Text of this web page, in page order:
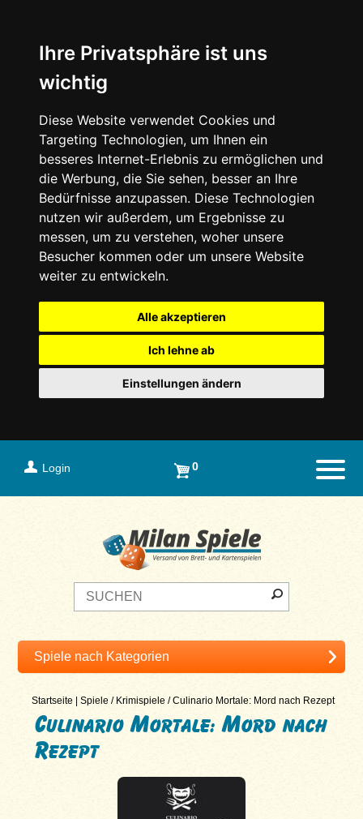
Ihre Privatsphäre ist uns
wichtig
Diese Website verwendet Cookies und
Targeting Technologien, um Ihnen ein
besseres Internet-Erlebnis zu ermöglichen und
die Werbung, die Sie sehen, besser an Ihre
Bedürfnisse anzupassen. Diese Technologien
nutzen wir außerdem, um Ergebnisse zu
messen, um zu verstehen, woher unsere
Besucher kommen oder um unsere Website
weiter zu entwickeln.
Alle akzeptieren
Ich lehne ab
Einstellungen ändern
Login 0
Startseite |Spiele / Krimispiele /Culinario Mortale: Mord nach Rezept
Culinario Mortale: Mord nach
Rezept